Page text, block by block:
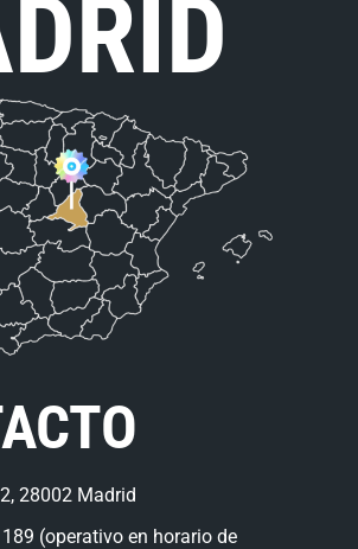
28002 Madrid
(operativo en horario de